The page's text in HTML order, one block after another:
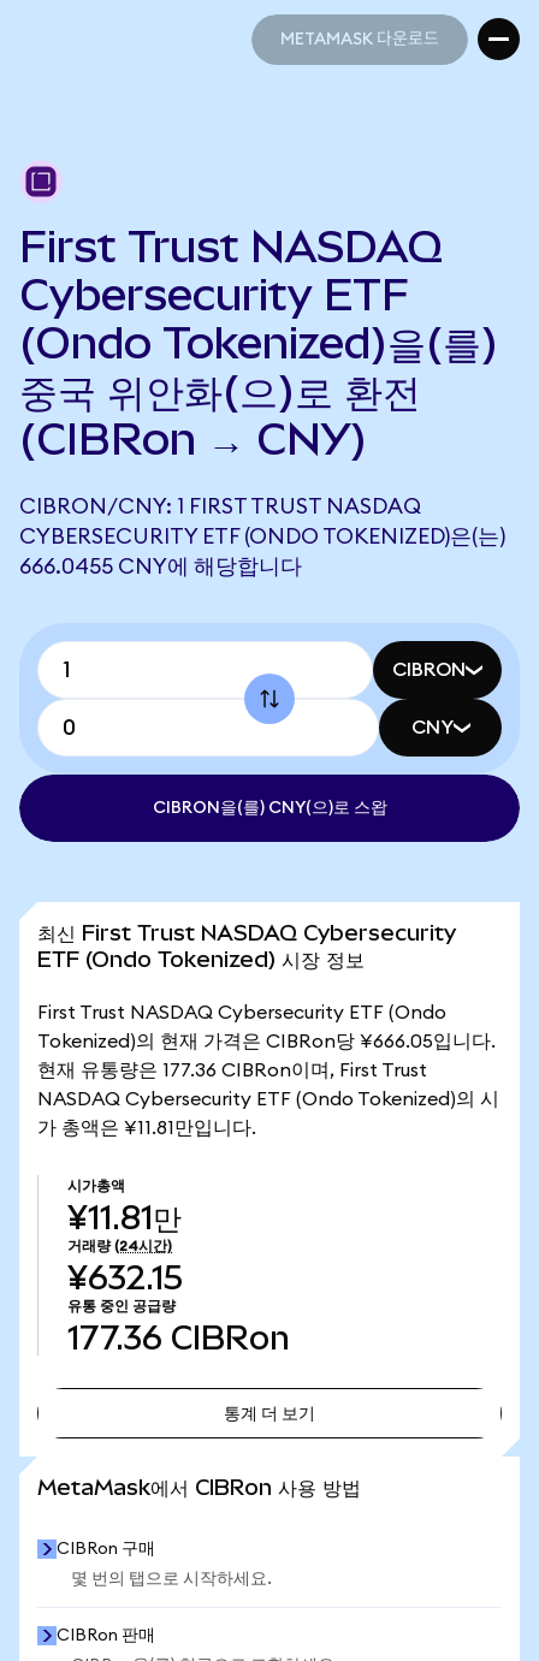
METAMASK 다운로드
First Trust NASDAQ
Cybersecurity ETF
(Ondo Tokenized)을(를)
중국 위안화(으)로 환전
(CIBRon → CNY)
CIBRON/CNY: 1 FIRST TRUST NASDAQ
CYBERSECURITY ETF (ONDO TOKENIZED)은(는)
666.0455 CNY에 해당합니다
CIBRON
CNY
CIBRON을(를) CNY(으)로 스왑
최신 First Trust NASDAQ Cybersecurity
ETF (Ondo Tokenized) 시장 정보
First Trust NASDAQ Cybersecurity ETF (Ondo
Tokenized)의 현재 가격은 CIBRon당 ¥666.05입니다.
현재 유통량은 177.36 CIBRon이며, First Trust
NASDAQ Cybersecurity ETF (Ondo Tokenized)의 시
가 총액은 ¥11.81만입니다.
시가총액
¥11.81만
거래량 (24시간)
¥632.15
유통 중인 공급량
177.36 CIBRon
통계 더 보기
MetaMask에서 CIBRon 사용 방법
CIBRon 구매
몇 번의 탭으로 시작하세요.
CIBRon 판매